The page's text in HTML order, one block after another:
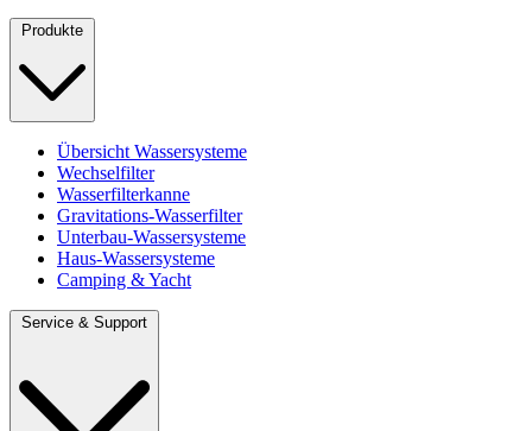
Produkte
Übersicht Wassersysteme
Wechselfilter
Wasserfilterkanne
Gravitations-Wasserfilter
Unterbau-Wassersysteme
Haus-Wassersysteme
Camping & Yacht
Service & Support